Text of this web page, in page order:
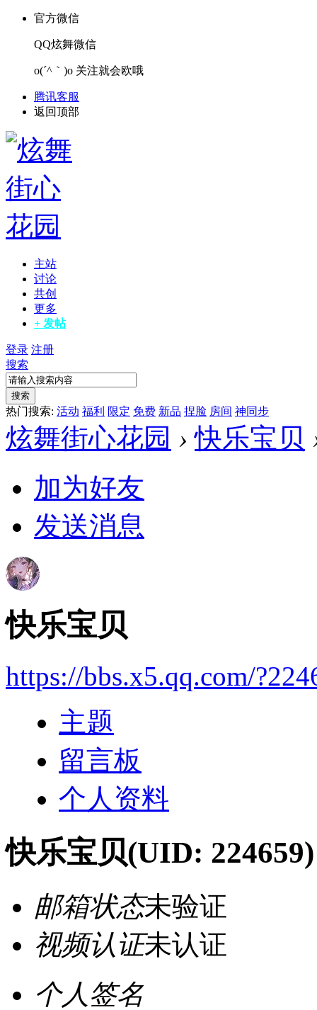
官方微信
QQ炫舞微信
o(´^｀)o 关注就会欧哦
腾讯客服
返回顶部
主站
讨论
共创
更多
+ 发帖
登录 注册
搜索
搜索
热门搜索: 活动 福利 限定 免费 新品 捏脸 房间 神同步
炫舞街心花园 › 快乐宝贝
加为好友
发送消息
快乐宝贝
https://bbs.x5.qq.com/
主题
留言板
个人资料
快乐宝贝(UID: 224659)
邮箱状态未验证
视频认证未认证
个人签名